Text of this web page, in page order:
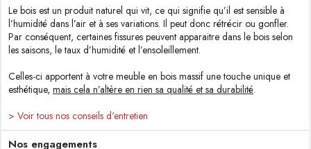
Le bois est un produit naturel qui vit, ce qui signifie qu’il est sensible à
l’humidité dans l’air et à ses variations. Il peut donc rétrécir ou gonfler.
Par conséquent, certaines fissures peuvent apparaitre dans le bois selon
les saisons, le taux d’humidité et l’ensoleillement.
Celles-ci apportent à votre meuble en bois massif une touche unique et
esthétique, mais cela n’altère en rien sa qualité et sa durabilité.
> Voir tous nos conseils d'entretien
Nos engagements